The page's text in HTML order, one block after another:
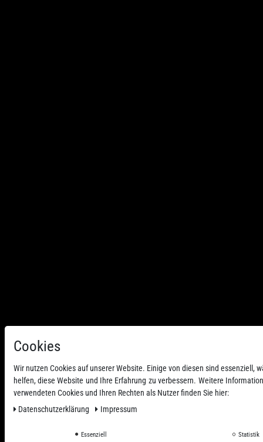
Cookies
Wir nutzen Cookies auf unserer Website. Einige von diesen sind essenziell,
helfen, diese Website und Ihre Erfahrung zu verbessern. Weitere
verwendeten Cookies und Ihren Rechten als Nutzer finden Sie hier:
Daten­schutz­erklärung
Impressum
Essenziell Statistik